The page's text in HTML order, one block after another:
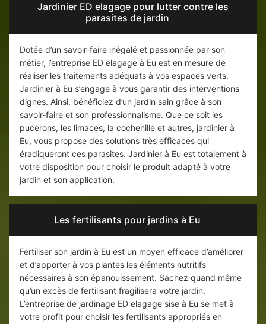
Jardinier ED elagage pour lutter contre les
parasites de jardin
Dotée d’un savoir-faire inégalé et passionnée par son
métier, l’entreprise ED elagage à Eu est en mesure de
réaliser les traitements adéquats à vos espaces verts.
Jardinier à Eu s’engage à vous garantir des interventions
dignes. Ainsi, bénéficiez d’un jardin sain grâce à son
savoir-faire et son professionnalisme. Que ce soit les
pucerons, les limaces, la cochenille et autres, jardinier à
Eu, vous propose des solutions très efficaces qui
éradiqueront ces parasites. Jardinier à Eu est totalement à
votre disposition pour choisir le produit adapté à votre
jardin et son application.
Les fertilisants pour jardins à Eu
Fertiliser son jardin à Eu est un moyen efficace d’améliorer
et d’apporter à vos plantes les éléments nutritifs
nécessaires à son épanouissement. Sachez quand même
qu’un excès de fertilisant fragilisera votre jardin.
L’entreprise de jardinage ED elagage sise à Eu se met à
votre profit pour choisir les fertilisants appropriés en